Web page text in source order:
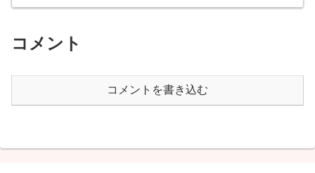
コメント
コメントを書き込む